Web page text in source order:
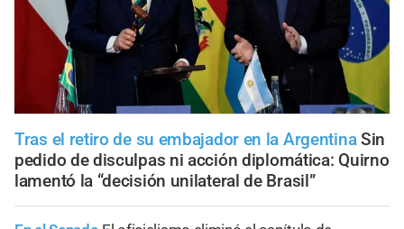
Tras el retiro de su embajador en la Argentina Sin
pedido de disculpas ni acción diplomática: Quirno
lamentó la “decisión unilateral de Brasil”